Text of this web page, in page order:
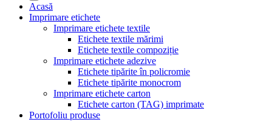
Acasă
Imprimare etichete
Imprimare etichete textile
Etichete textile mărimi
Etichete textile compoziție
Imprimare etichete adezive
Etichete tipărite în policromie
Etichete tipărite monocrom
Imprimare etichete carton
Etichete carton (TAG) imprimate
Portofoliu produse